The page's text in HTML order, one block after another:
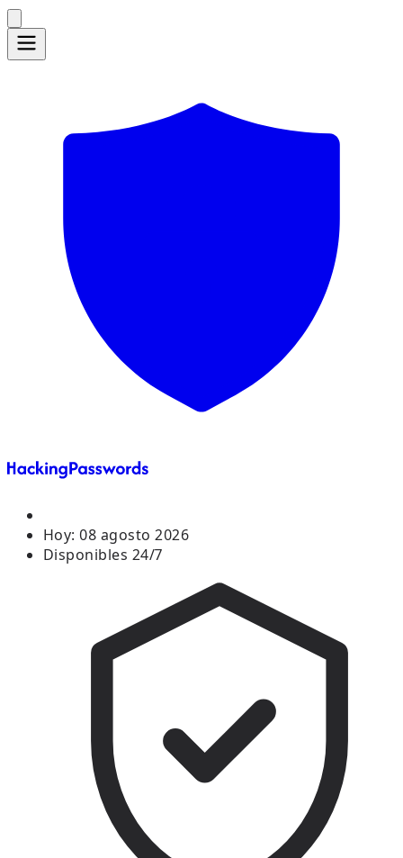
Hoy: 08 agosto 2026
Disponibles 24/7